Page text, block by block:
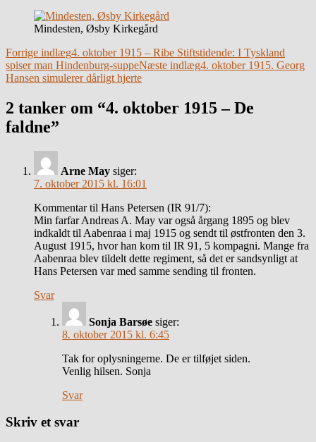
Mindesten, Øsby Kirkegård
Indlægsnavigation
Forrige indlæg4. oktober 1915 – Ribe Stiftstidende: I Tyskland
spiser man Hindenburg-suppeNæste indlæg4. oktober 1915. Georg
Hansen simulerer dårligt hjerte
2 tanker om “4. oktober 1915 – De
faldne”
Arne May siger:
7. oktober 2015 kl. 16:01
Kommentar til Hans Petersen (IR 91/7):
Min farfar Andreas A. May var også årgang 1895 og blev
indkaldt til Aabenraa i maj 1915 og sendt til østfronten den 3.
August 1915, hvor han kom til IR 91, 5 kompagni. Mange fra
Aabenraa blev tildelt dette regiment, så det er sandsynligt at
Hans Petersen var med samme sending til fronten.
Svar
Sonja Barsøe siger:
8. oktober 2015 kl. 6:45
Tak for oplysningerne. De er tilføjet siden.
Venlig hilsen. Sonja
Svar
Skriv et svar